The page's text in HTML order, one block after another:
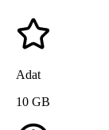
Adat
10 GB